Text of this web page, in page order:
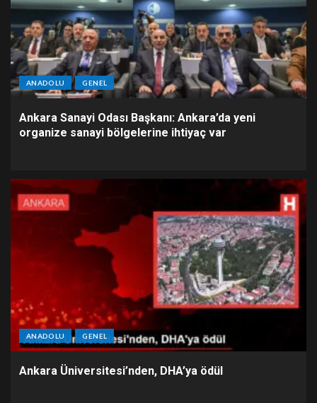
ANADOLU GENEL
Ankara Sanayi Odası Başkanı: Ankara’da yeni
organize sanayi bölgelerine ihtiyaç var
ANADOLU GENEL
Ankara Üniversitesi’nden, DHA’ya ödül